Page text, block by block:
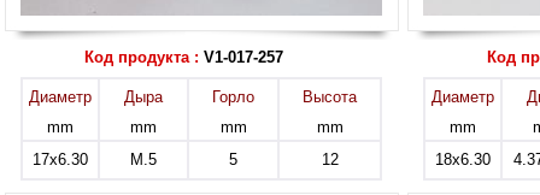
Код продукта : V1-017-257
Диаметр
mm
Дыра
mm
Горло
mm
Высота
mm
17x6.30
M.5 5 12
Код
Диаметр
mm
18x6.30